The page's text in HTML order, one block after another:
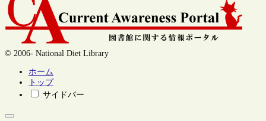
© 2006- National Diet Library
ホーム
トップ
サイドバー